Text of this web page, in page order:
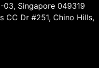
Singapore 049319
CC Dr #251, Chino Hills,